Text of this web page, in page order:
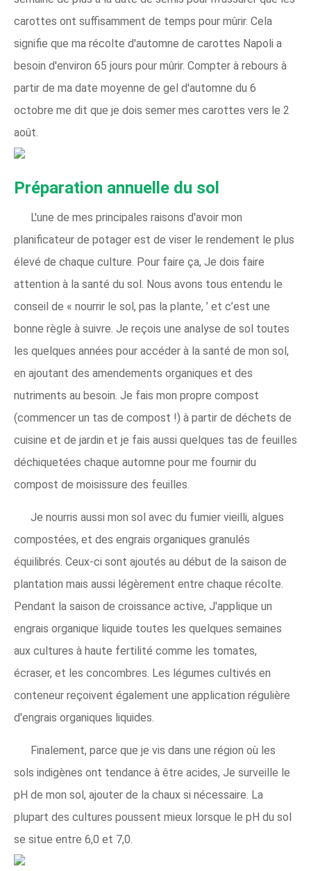
carottes ont suffisamment de temps pour mûrir. Cela
signifie que ma récolte d'automne de carottes Napoli a
besoin d'environ 65 jours pour mûrir. Compter à rebours à
partir de ma date moyenne de gel d'automne du 6
octobre me dit que je dois semer mes carottes vers le 2
août.
Préparation annuelle du sol
L'une de mes principales raisons d'avoir mon
planificateur de potager est de viser le rendement le plus
élevé de chaque culture. Pour faire ça, Je dois faire
attention à la santé du sol. Nous avons tous entendu le
conseil de « nourrir le sol, pas la plante, ’ et c’est une
bonne règle à suivre. Je reçois une analyse de sol toutes
les quelques années pour accéder à la santé de mon sol,
en ajoutant des amendements organiques et des
nutriments au besoin. Je fais mon propre compost
(commencer un tas de compost !) à partir de déchets de
cuisine et de jardin et je fais aussi quelques tas de feuilles
déchiquetées chaque automne pour me fournir du
compost de moisissure des feuilles.
Je nourris aussi mon sol avec du fumier vieilli, algues
compostées, et des engrais organiques granulés
équilibrés. Ceux-ci sont ajoutés au début de la saison de
plantation mais aussi légèrement entre chaque récolte.
Pendant la saison de croissance active, J'applique un
engrais organique liquide toutes les quelques semaines
aux cultures à haute fertilité comme les tomates,
écraser, et les concombres. Les légumes cultivés en
conteneur reçoivent également une application régulière
d'engrais organiques liquides.
Finalement, parce que je vis dans une région où les
sols indigènes ont tendance à être acides, Je surveille le
pH de mon sol, ajouter de la chaux si nécessaire. La
plupart des cultures poussent mieux lorsque le pH du sol
se situe entre 6,0 et 7,0.